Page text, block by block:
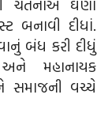
ચેતનાએ ઘણા
બનાવી દીધાં.
બંધ કરી દીધું
મહાનાયક
સમાજની વચ્ચે